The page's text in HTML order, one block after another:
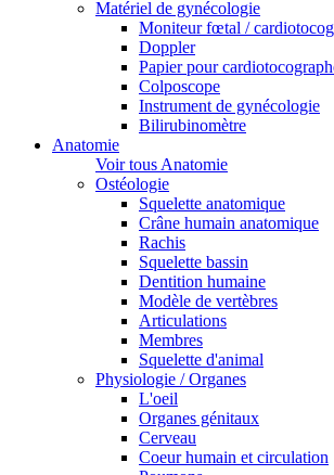
Matériel de gynécologie
Moniteur fœtal /
Doppler
Papier pour
Colposcope
Instrument de gynécologie
Bilirubinomètre
Anatomie
Voir tous Anatomie
Ostéologie
Squelette anatomique
Crâne humain anatomique
Rachis
Squelette bassin
Dentition humaine
Modèle de vertèbres
Articulations
Membres
Squelette d'animal
Physiologie / Organes
L'oeil
Organes génitaux
Cerveau
Coeur humain et circulation